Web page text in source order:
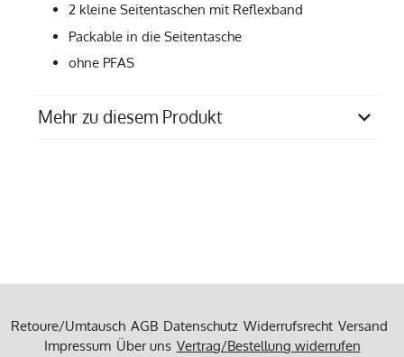
2 kleine Seitentaschen mit Reflexband
Packable in die Seitentasche
ohne PFAS
Mehr zu diesem Produkt
Retoure/Umtausch AGB Datenschutz Widerrufsrecht Versand
Impressum Über uns Vertrag/Bestellung widerrufen